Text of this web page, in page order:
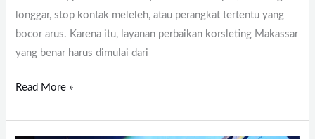
longgar, stop kontak meleleh, atau perangkat tertentu yang
bocor arus. Karena itu, layanan perbaikan korsleting Makassar
yang benar harus dimulai dari
Read More »